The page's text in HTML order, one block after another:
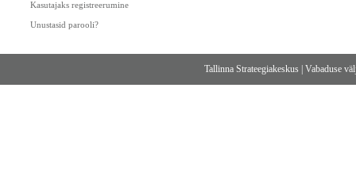
Kasutajaks registreerumine
Unustasid parooli?
Tallinna Strateegiakeskus |Vabaduse